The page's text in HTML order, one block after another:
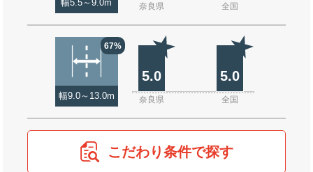
幅5.5～9.0m 奈良県 全国
67%
幅9.0～13.0m
5.0 5.0
奈良県 全国
こだわり条件で探す